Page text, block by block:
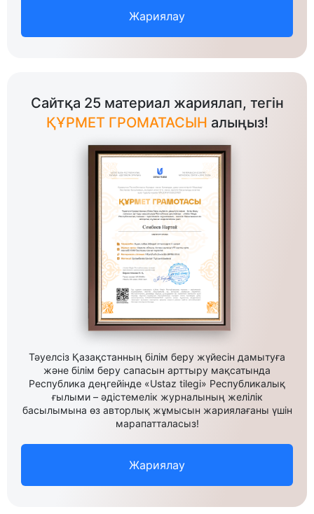
Жариялау
Сайтқа 25 материал жариялап, тегін
ҚҰРМЕТ ГРОМАТАСЫН алыңыз!
Тәуелсіз Қазақстанның білім беру жүйесін дамытуға
және білім беру сапасын арттыру мақсатында
Республика деңгейінде «Ustaz tilegi» Республикалық
ғылыми – әдістемелік журналының желілік
басылымына өз авторлық жұмысын жариялағаны үшін
марапатталасыз!
Жариялау